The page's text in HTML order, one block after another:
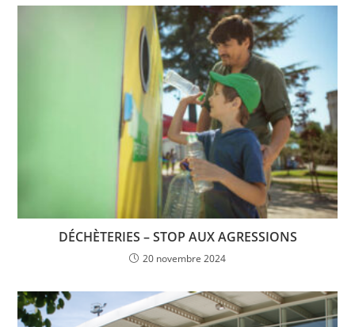
DÉCHÈTERIES – STOP AUX AGRESSIONS
20 novembre 2024